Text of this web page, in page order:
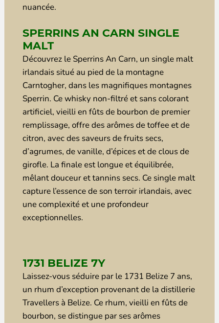
nuancée.
SPERRINS AN CARN SINGLE
MALT
Découvrez le Sperrins An Carn, un single malt
irlandais situé au pied de la montagne
Carntogher, dans les magnifiques montagnes
Sperrin. Ce whisky non-filtré et sans colorant
artificiel, vieilli en fûts de bourbon de premier
remplissage, offre des arômes de toffee et de
citron, avec des saveurs de fruits secs,
d’agrumes, de vanille, d’épices et de clous de
girofle. La finale est longue et équilibrée,
mêlant douceur et tannins secs. Ce single malt
capture l’essence de son terroir irlandais, avec
une complexité et une profondeur
exceptionnelles.
1731 BELIZE 7Y
Laissez-vous séduire par le 1731 Belize 7 ans,
un rhum d’exception provenant de la distillerie
Travellers à Belize. Ce rhum, vieilli en fûts de
bourbon, se distingue par ses arômes